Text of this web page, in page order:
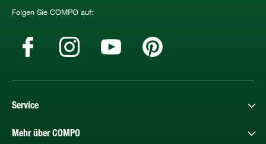
Folgen Sie COMPO auf:
Service
Mehr über COMPO